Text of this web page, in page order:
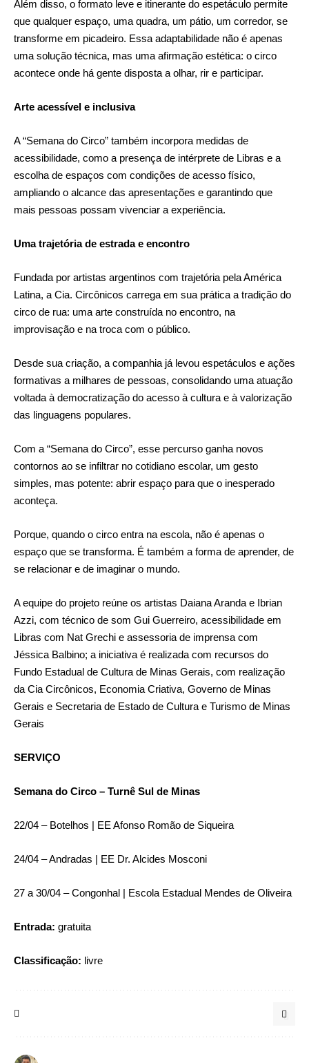
Além disso, o formato leve e itinerante do espetáculo permite
que qualquer espaço, uma quadra, um pátio, um corredor, se
transforme em picadeiro. Essa adaptabilidade não é apenas
uma solução técnica, mas uma afirmação estética: o circo
acontece onde há gente disposta a olhar, rir e participar.
Arte acessível e inclusiva
A “Semana do Circo” também incorpora medidas de
acessibilidade, como a presença de intérprete de Libras e a
escolha de espaços com condições de acesso físico,
ampliando o alcance das apresentações e garantindo que
mais pessoas possam vivenciar a experiência.
Uma trajetória de estrada e encontro
Fundada por artistas argentinos com trajetória pela América
Latina, a Cia. Circônicos carrega em sua prática a tradição do
circo de rua: uma arte construída no encontro, na
improvisação e na troca com o público.
Desde sua criação, a companhia já levou espetáculos e ações
formativas a milhares de pessoas, consolidando uma atuação
voltada à democratização do acesso à cultura e à valorização
das linguagens populares.
Com a “Semana do Circo”, esse percurso ganha novos
contornos ao se infiltrar no cotidiano escolar, um gesto
simples, mas potente: abrir espaço para que o inesperado
aconteça.
Porque, quando o circo entra na escola, não é apenas o
espaço que se transforma. É também a forma de aprender, de
se relacionar e de imaginar o mundo.
A equipe do projeto reúne os artistas Daiana Aranda e Ibrian
Azzi, com técnico de som Gui Guerreiro, acessibilidade em
Libras com Nat Grechi e assessoria de imprensa com
Jéssica Balbino; a iniciativa é realizada com recursos do
Fundo Estadual de Cultura de Minas Gerais, com realização
da Cia Circônicos, Economia Criativa, Governo de Minas
Gerais e Secretaria de Estado de Cultura e Turismo de Minas
Gerais
SERVIÇO
Semana do Circo – Turnê Sul de Minas
22/04 – Botelhos | EE Afonso Romão de Siqueira
24/04 – Andradas | EE Dr. Alcides Mosconi
27 a 30/04 – Congonhal | Escola Estadual Mendes de Oliveira
Entrada: gratuita
Classificação: livre